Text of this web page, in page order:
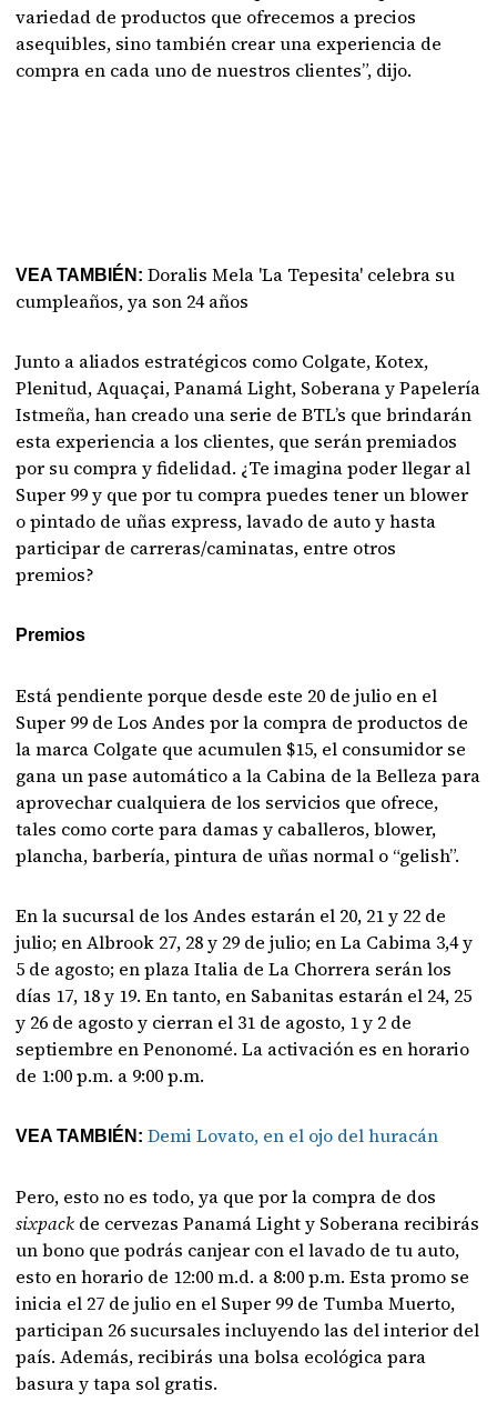
variedad de productos que ofrecemos a precios
asequibles, sino también crear una experiencia de
compra en cada uno de nuestros clientes”, dijo.
VEA TAMBIÉN: Doralis Mela 'La Tepesita' celebra su
cumpleaños, ya son 24 años
Junto a aliados estratégicos como Colgate, Kotex,
Plenitud, Aquaçai, Panamá Light, Soberana y Papelería
Istmeña, han creado una serie de BTL’s que brindarán
esta experiencia a los clientes, que serán premiados
por su compra y fidelidad. ¿Te imagina poder llegar al
Super 99 y que por tu compra puedes tener un blower
o pintado de uñas express, lavado de auto y hasta
participar de carreras/caminatas, entre otros
premios?
Premios
Está pendiente porque desde este 20 de julio en el
Super 99 de Los Andes por la compra de productos de
la marca Colgate que acumulen $15, el consumidor se
gana un pase automático a la Cabina de la Belleza para
aprovechar cualquiera de los servicios que ofrece,
tales como corte para damas y caballeros, blower,
plancha, barbería, pintura de uñas normal o “gelish”.
En la sucursal de los Andes estarán el 20, 21 y 22 de
julio; en Albrook 27, 28 y 29 de julio; en La Cabima 3,4 y
5 de agosto; en plaza Italia de La Chorrera serán los
días 17, 18 y 19. En tanto, en Sabanitas estarán el 24, 25
y 26 de agosto y cierran el 31 de agosto, 1 y 2 de
septiembre en Penonomé. La activación es en horario
de 1:00 p.m. a 9:00 p.m.
VEA TAMBIÉN: Demi Lovato, en el ojo del huracán
Pero, esto no es todo, ya que por la compra de dos
sixpack de cervezas Panamá Light y Soberana recibirás
un bono que podrás canjear con el lavado de tu auto,
esto en horario de 12:00 m.d. a 8:00 p.m. Esta promo se
inicia el 27 de julio en el Super 99 de Tumba Muerto,
participan 26 sucursales incluyendo las del interior del
país. Además, recibirás una bolsa ecológica para
basura y tapa sol gratis.